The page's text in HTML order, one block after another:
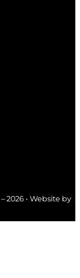
2026 • Website by